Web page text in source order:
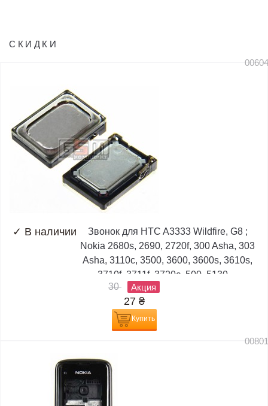
СКИДКИ
✓ В наличии
Звонок для HTC A3333 Wildfire, G8 ;
Nokia 2680s, 2690, 2720f, 300 Asha, 303
Asha, 3110c, 3500, 3600, 3600s, 3610s,
3710f, 3711f, 3720c, 500, 5130,...
30
Акция
27 ₴
Купить